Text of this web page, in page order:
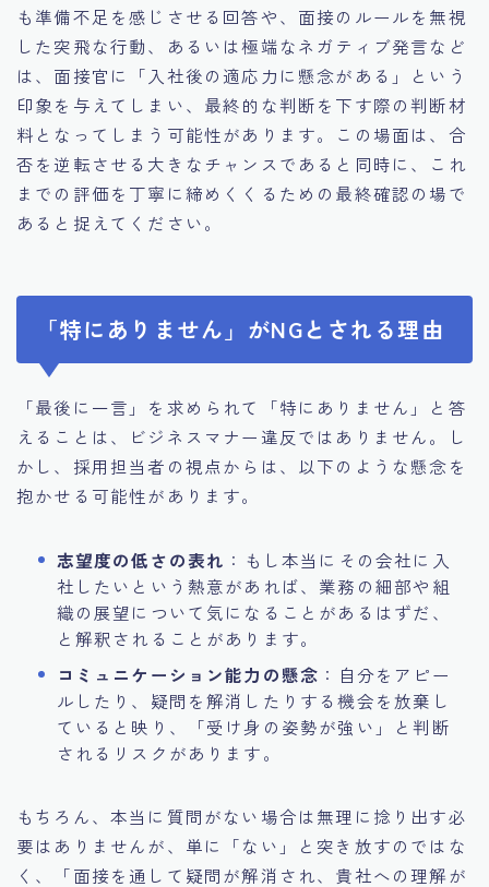
も準備不足を感じさせる回答や、面接のルールを無視
した突飛な行動、あるいは極端なネガティブ発言など
は、面接官に「入社後の適応力に懸念がある」という
印象を与えてしまい、最終的な判断を下す際の判断材
料となってしまう可能性があります。この場面は、合
否を逆転させる大きなチャンスであると同時に、これ
までの評価を丁寧に締めくくるための最終確認の場で
あると捉えてください。
「特にありません」がNGとされる理由
「最後に一言」を求められて「特にありません」と答
えることは、ビジネスマナー違反ではありません。し
かし、採用担当者の視点からは、以下のような懸念を
抱かせる可能性があります。
志望度の低さの表れ ：もし本当にその会社に入
社したいという熱意があれば、業務の細部や組
織の展望について気になることがあるはずだ、
と解釈されることがあります。
コミュニケーション能力の懸念 ：自分をアピー
ルしたり、疑問を解消したりする機会を放棄し
ていると映り、「受け身の姿勢が強い」と判断
されるリスクがあります。
もちろん、本当に質問がない場合は無理に捻り出す必
要はありませんが、単に「ない」と突き放すのではな
く、「面接を通して疑問が解消され、貴社への理解が